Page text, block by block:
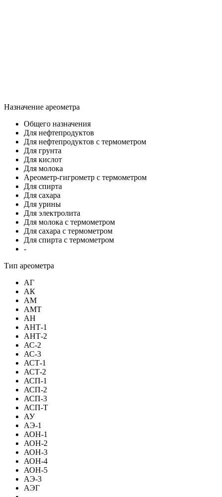
Назначение ареометра
Общего назначения
Для нефтепродуктов
Для нефтепродуктов с термометром
Для грунта
Для кислот
Для молока
Ареометр-гигрометр с термометром
Для спирта
Для сахара
Для урины
Для электролита
Для молока с термометром
Для сахара с термометром
Для спирта с термометром
-
Тип ареометра
АГ
АК
АМ
АМТ
АН
АНТ-1
АНТ-2
АС-2
АС-3
АСТ-1
АСТ-2
АСП-1
АСП-2
АСП-3
АСП-Т
АУ
АЭ-1
АОН-1
АОН-2
АОН-3
АОН-4
АОН-5
АЭ-3
АЭГ